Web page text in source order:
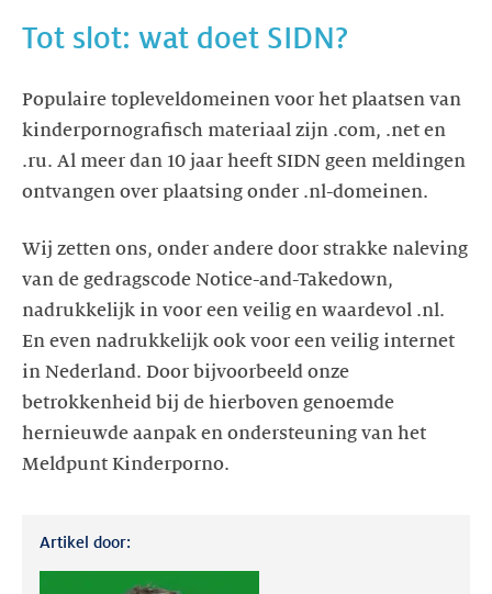
Tot slot: wat doet SIDN?
Populaire topleveldomeinen voor het plaatsen van
kinderpornografisch materiaal zijn .com, .net en
.ru. Al meer dan 10 jaar heeft SIDN geen meldingen
ontvangen over plaatsing onder .nl-domeinen.
Wij zetten ons, onder andere door strakke naleving
van de gedragscode Notice-and-Takedown,
nadrukkelijk in voor een veilig en waardevol .nl.
En even nadrukkelijk ook voor een veilig internet
in Nederland. Door bijvoorbeeld onze
betrokkenheid bij de hierboven genoemde
hernieuwde aanpak en ondersteuning van het
Meldpunt Kinderporno.
Artikel door: